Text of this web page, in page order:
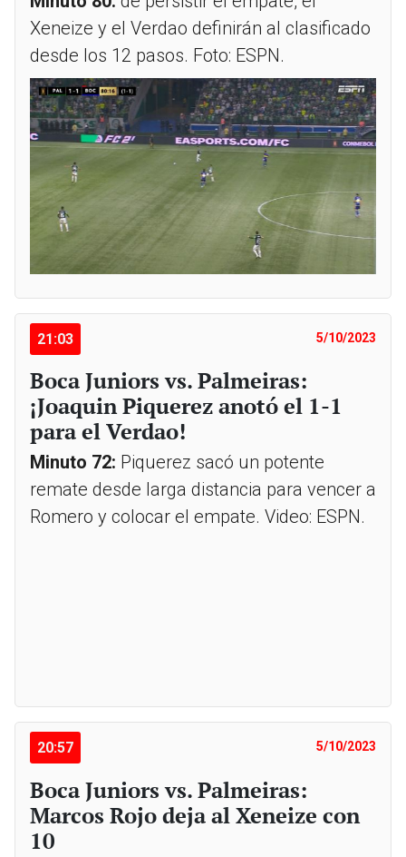
Xeneize y el Verdao definirán al clasificado
desde los 12 pasos. Foto: ESPN.
21:03 5/10/2023
Boca Juniors vs. Palmeiras:
¡Joaquin Piquerez anotó el 1-1
para el Verdao!
Minuto 72: Piquerez sacó un potente
remate desde larga distancia para vencer a
Romero y colocar el empate. Video: ESPN.
20:57 5/10/2023
Boca Juniors vs. Palmeiras:
Marcos Rojo deja al Xeneize con
10